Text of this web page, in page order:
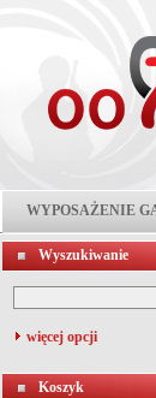
WYPOSAŻENIE
Wyszukiwanie
więcej opcji
Koszyk